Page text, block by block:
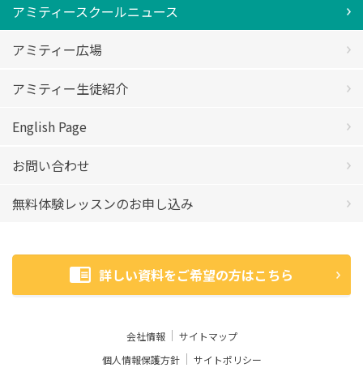
アミティースクールニュース
アミティー広場
アミティー生徒紹介
English Page
お問い合わせ
無料体験レッスンのお申し込み
詳しい資料をご希望の方はこちら
会社情報
サイトマップ
個人情報保護方針
サイトポリシー